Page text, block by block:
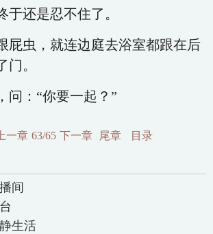
于还是忍不住了。
屁虫，就连边庭去浴室都跟在后
门。
问：“你要一起？”
上一章 63/65 下一章 尾章 目录
间
生活